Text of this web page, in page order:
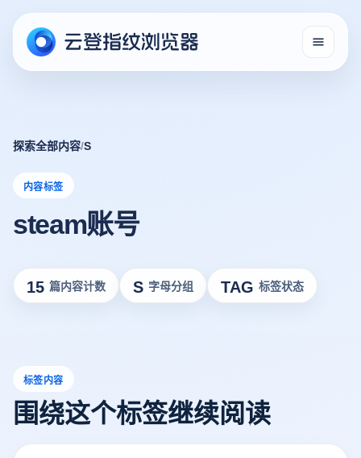
探索全部内容/S
内容标签
steam账号
15 篇内容计数 S 字母分组 TAG 标签状态
标签内容
围绕这个标签继续阅读